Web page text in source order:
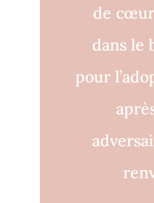
de
dans le
pour